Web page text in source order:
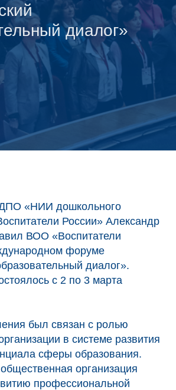
диалог»
«НИИ дошкольного
России» Александр
ВОО «Воспитатели
форуме
диалог».
с 2 по 3 марта
был связан с ролью
в системе развития
сферы образования.
организация
профессиональной